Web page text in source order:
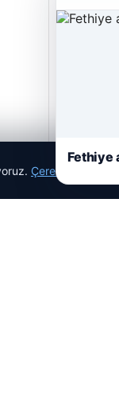
Çerez Politikamız
Fethiye